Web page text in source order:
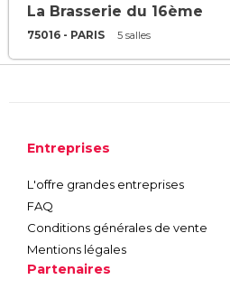
La Brasserie du 16ème
75016 - PARIS 5 salles
Entreprises
L'offre grandes entreprises
FAQ
Conditions générales de vente
Mentions légales
Partenaires